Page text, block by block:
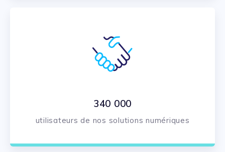
340 000
utilisateurs de nos solutions numériques